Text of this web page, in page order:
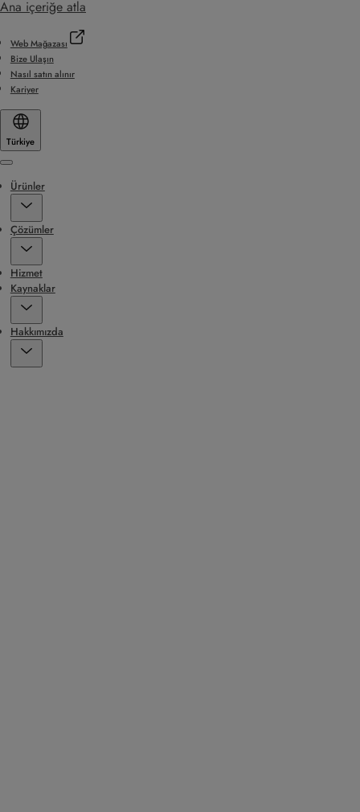
Ana içeriğe atla
Web Mağazası
Bize Ulaşın
Nasıl satın alınır
Kariyer
Türkiye
Menu
Ürünler
Çözümler
Hizmet
Kaynaklar
Hakkımızda